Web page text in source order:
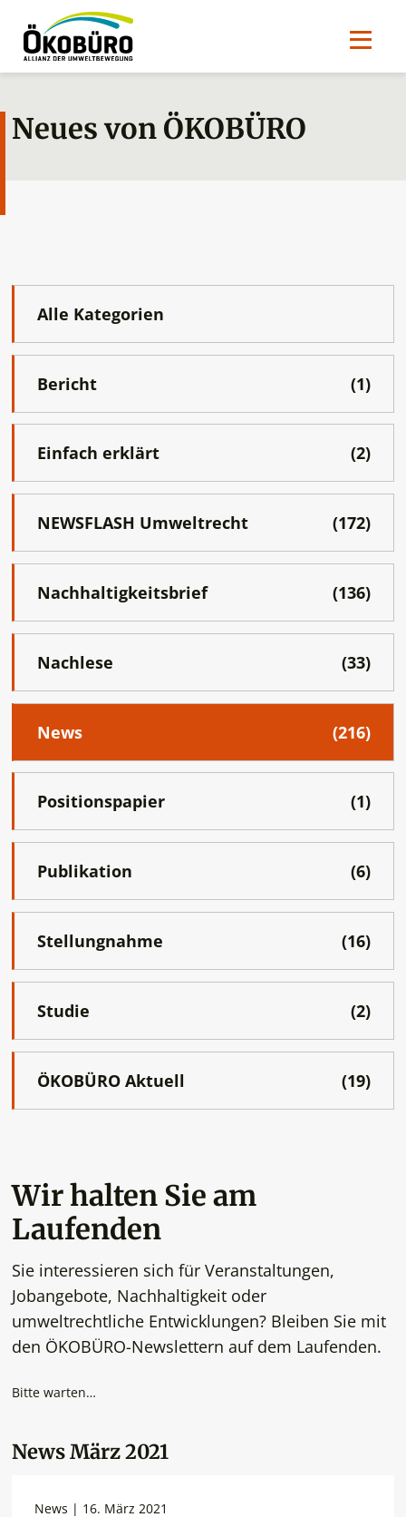
Neues von ÖKOBÜRO
News März 2021
News | 16. März 2021
Alle Kategorien
Bericht (1)
Einfach erklärt (2)
NEWSFLASH Umweltrecht (172)
Nachhaltigkeitsbrief (136)
Nachlese (33)
News (216)
Positionspapier (1)
Publikation (6)
Stellungnahme (16)
Studie (2)
ÖKOBÜRO Aktuell (19)
Wir halten Sie am
Laufenden
Sie interessieren sich für Veranstaltungen,
Jobangebote, Nachhaltigkeit oder
umweltrechtliche Entwicklungen? Bleiben Sie mit
den ÖKOBÜRO-Newslettern auf dem Laufenden.
Bitte warten…